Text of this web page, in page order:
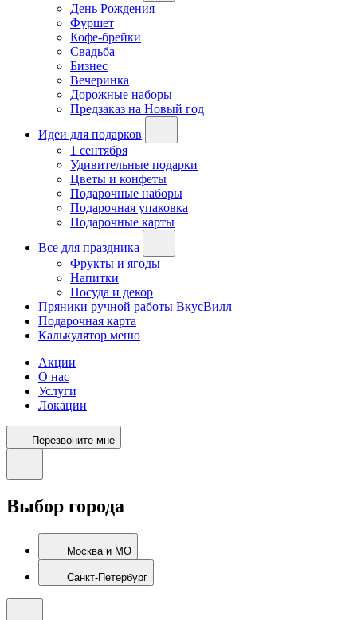
День Рождения
Фуршет
Кофе-брейки
Свадьба
Бизнес
Вечеринка
Дорожные наборы
Предзаказ на Новый год
Идеи для подарков
1 сентября
Удивительные подарки
Цветы и конфеты
Подарочные наборы
Подарочная упаковка
Подарочные карты
Все для праздника
Фрукты и ягоды
Напитки
Посуда и декор
Пряники ручной работы ВкусВилл
Подарочная карта
Калькулятор меню
Акции
О нас
Услуги
Локации
Перезвоните мне
Выбор города
Москва и МО
Санкт-Петербург